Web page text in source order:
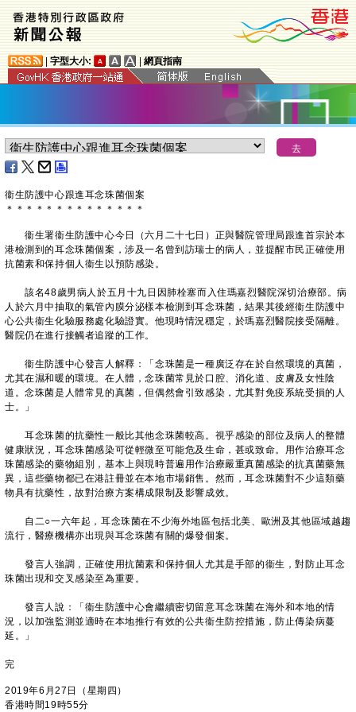
字型大小: 網頁指南
衞生防護中心跟進耳念珠菌個案
＊ ＊ ＊ ＊ ＊ ＊ ＊ ＊ ＊ ＊ ＊ ＊ ＊ ＊
衞生署衞生防護中心今日（六月二十七日）正與醫院管理局跟進首宗於本
港檢測到的耳念珠菌個案，涉及一名曾到訪瑞士的病人，並提醒市民正確使用
抗菌素和保持個人衞生以預防感染。
該名48歲男病人於五月十九日因肺栓塞而入住瑪嘉烈醫院深切治療部。病
人於六月中抽取的氣管內膜分泌樣本檢測到耳念珠菌，結果其後經衞生防護中
心公共衞生化驗服務處化驗證實。他現時情況穩定，於瑪嘉烈醫院接受隔離。
醫院仍在進行接觸者追蹤的工作。
衞生防護中心發言人解釋：「念珠菌是一種廣泛存在於自然環境的真菌，
尤其在濕和暖的環境。在人體，念珠菌常見於口腔、消化道、皮膚及女性陰
道。念珠菌是人體常見的真菌，但偶然會引致感染，尤其對免疫系統受損的人
士。」
耳念珠菌的抗藥性一般比其他念珠菌較高。視乎感染的部位及病人的整體
健康狀況，耳念珠菌感染可從輕微至可能危及生命，甚或致命。用作治療耳念
珠菌感染的藥物組別，基本上與現時普遍用作治療嚴重真菌感染的抗真菌藥無
異，這些藥物都已在港註冊並在本地市場銷售。然而，耳念珠菌對不少這類藥
物具有抗藥性，故對治療方案構成限制及影響成效。
自二○一六年起，耳念珠菌在不少海外地區包括北美、歐洲及其他區域越趨
流行，醫療機構亦出現與耳念珠菌有關的爆發個案。
發言人強調，正確使用抗菌素和保持個人尤其是手部的衞生，對防止耳念
珠菌出現和交叉感染至為重要。
發言人說：「衞生防護中心會繼續密切留意耳念珠菌在海外和本地的情
況，以加強監測並適時在本地推行有效的公共衞生防控措施，防止傳染病蔓
延。」
完
2019年6月27日（星期四）
香港時間19時55分